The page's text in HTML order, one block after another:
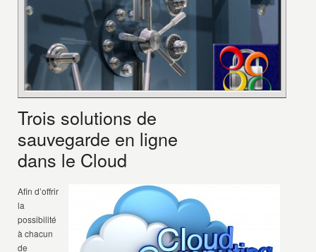
Trois solutions de
sauvegarde en ligne
dans le Cloud
Afin d’offrir
la
possibilité
à chacun
de